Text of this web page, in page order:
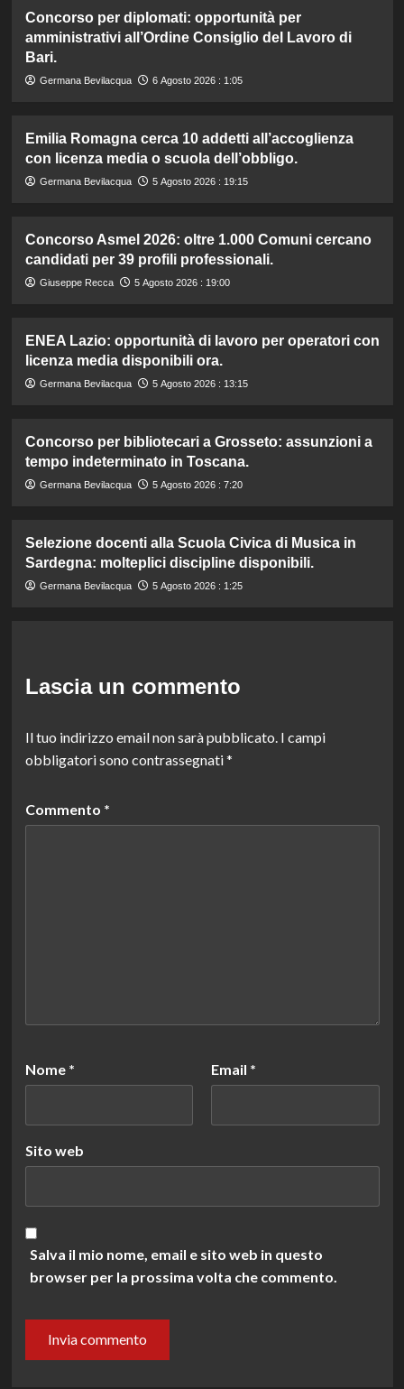
Concorso per diplomati: opportunità per
amministrativi all’Ordine Consiglio del Lavoro di
Bari.
Germana Bevilacqua 6 Agosto 2026 : 1:05
Emilia Romagna cerca 10 addetti all’accoglienza
con licenza media o scuola dell’obbligo.
Germana Bevilacqua 5 Agosto 2026 : 19:15
Concorso Asmel 2026: oltre 1.000 Comuni cercano
candidati per 39 profili professionali.
Giuseppe Recca 5 Agosto 2026 : 19:00
ENEA Lazio: opportunità di lavoro per operatori con
licenza media disponibili ora.
Germana Bevilacqua 5 Agosto 2026 : 13:15
Concorso per bibliotecari a Grosseto: assunzioni a
tempo indeterminato in Toscana.
Germana Bevilacqua 5 Agosto 2026 : 7:20
Selezione docenti alla Scuola Civica di Musica in
Sardegna: molteplici discipline disponibili.
Germana Bevilacqua 5 Agosto 2026 : 1:25
Lascia un commento
Il tuo indirizzo email non sarà pubblicato. I campi
obbligatori sono contrassegnati*
Commento *
Nome * Email *
Sito web
Salva il mio nome, email e sito web in questo
browser per la prossima volta che commento.